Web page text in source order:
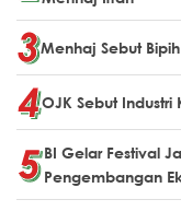
Menhaj Sebut
OJK Sebut Industri
BI Gelar Festival
Pengembangan